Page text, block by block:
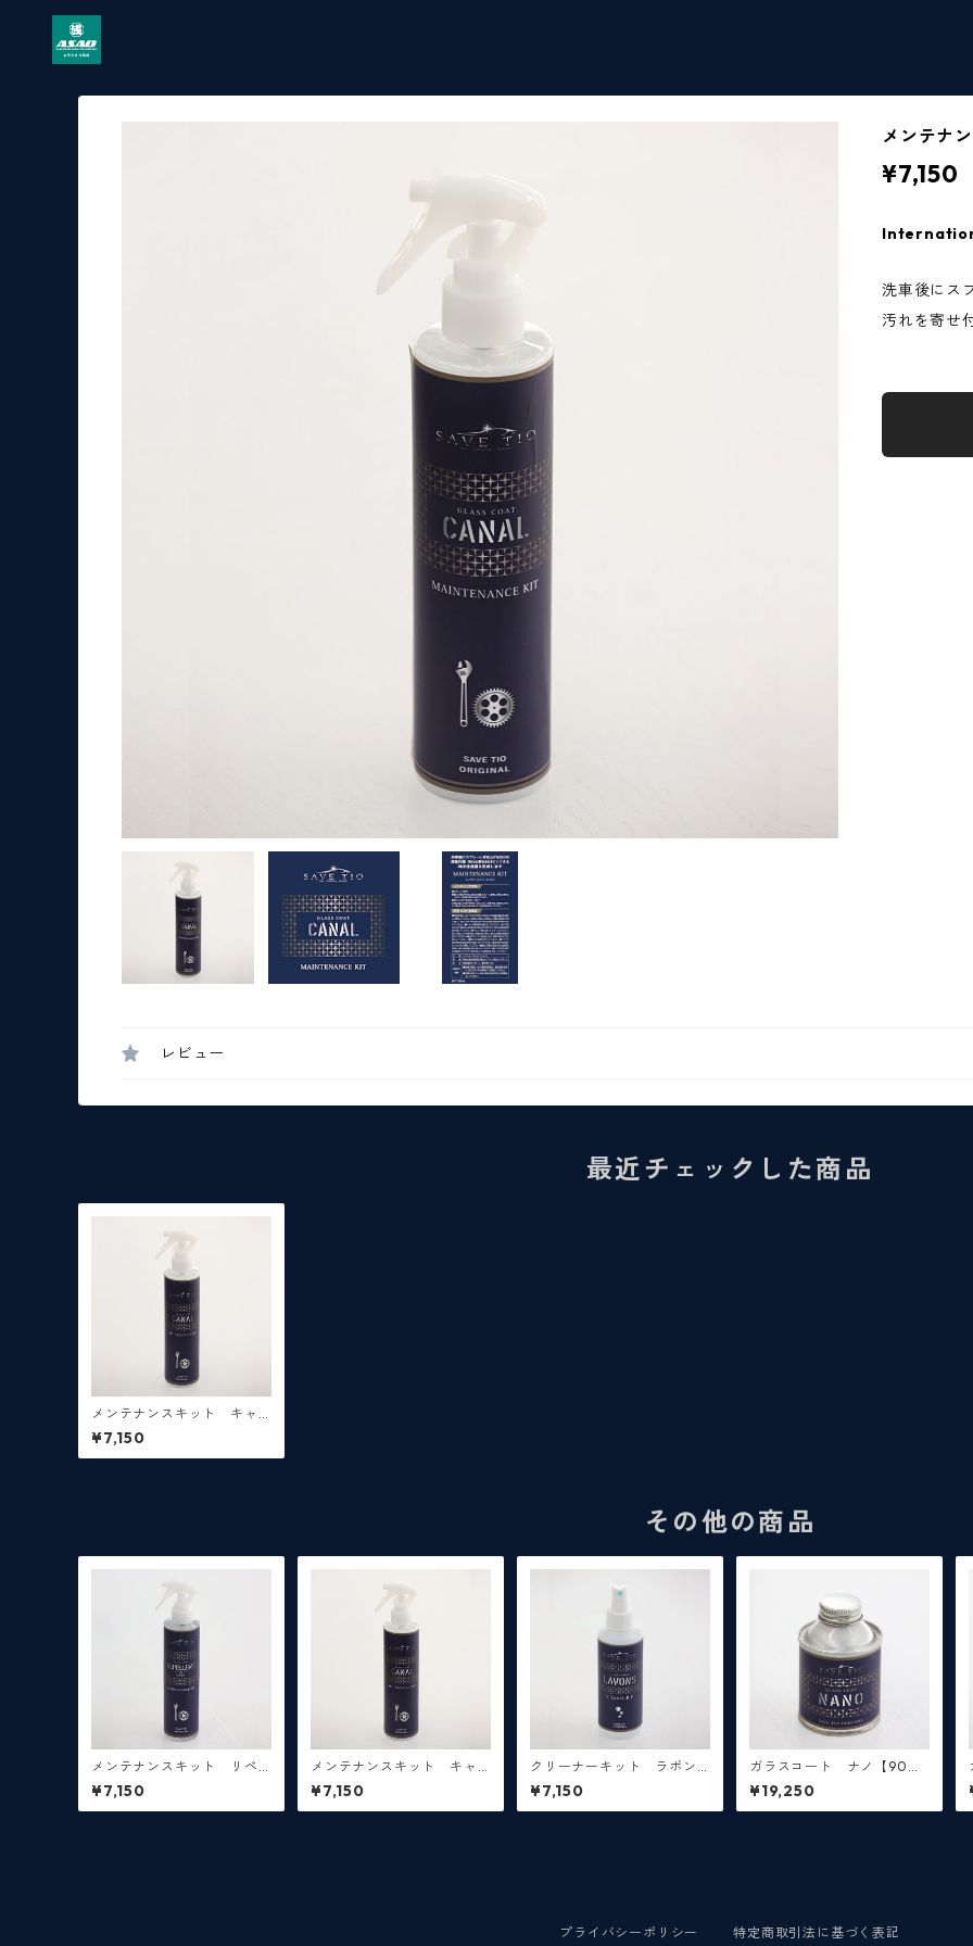
メンテナ
¥7,150
洗車後にス
汚れを寄せ
レビュー
最近チェックした商品
メンテナンスキット キャ
ナル【250mL】
¥7,150
その他の商品
メンテナンスキット リペ
レント×ナノ【250mL】
¥7,150
メンテナンスキット キャ
ナル【250mL】
¥7,150
クリーナーキット ラボン
【160mL】
¥7,150
ガラスコート ナノ【90m
L】※3台程度施工可能、ガ
ラスコーティング剤
¥19,250
プライバシーポリシー 特定商取引法に基づく表記